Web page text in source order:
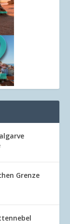
Grenze